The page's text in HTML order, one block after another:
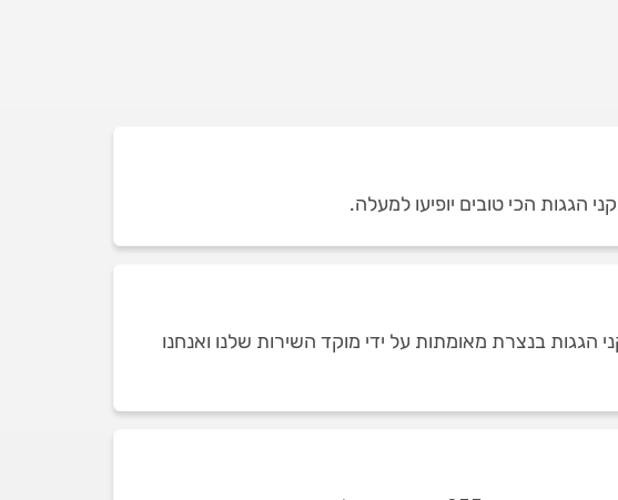
הגגות הכי טובים יופיעו למעלה.
בנצרת מאומתות על ידי מוקד השירות שלנו ואנחנו